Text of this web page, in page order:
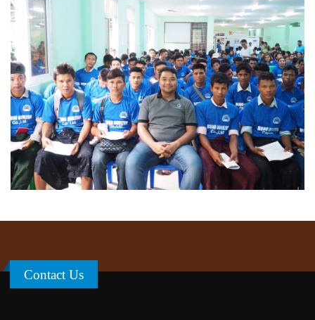
Contact Us